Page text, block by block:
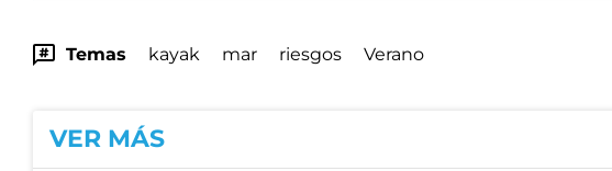
Temas kayak mar riesgos Verano
VER MÁS